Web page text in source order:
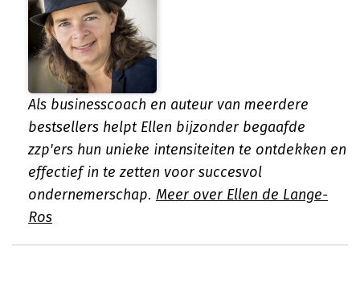
Als businesscoach en auteur van meerdere
bestsellers helpt Ellen bijzonder begaafde
zzp'ers hun unieke intensiteiten te ontdekken en
effectief in te zetten voor succesvol
ondernemerschap. Meer over Ellen de Lange-
Ros